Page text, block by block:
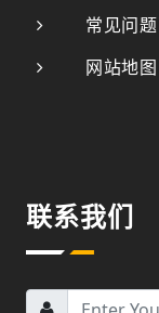
常见问题
网站地图
联系我们